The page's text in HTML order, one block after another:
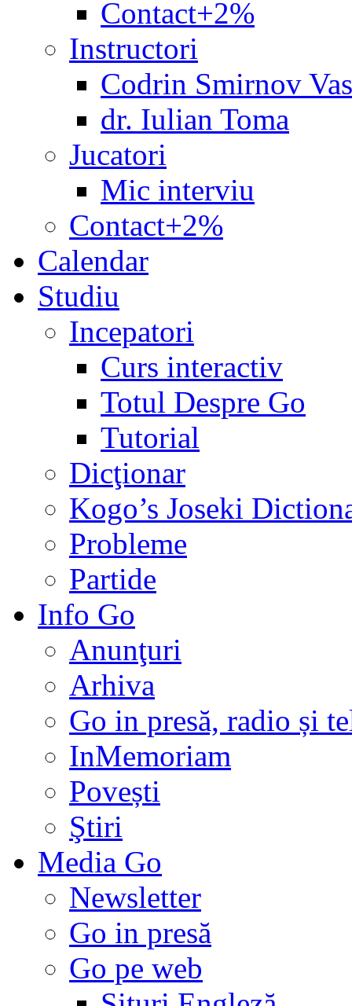
Contact+2%
Instructori
Codrin Smirnov
dr. Iulian Toma
Jucatori
Mic interviu
Contact+2%
Calendar
Studiu
Incepatori
Curs interactiv
Totul Despre Go
Tutorial
Dicţionar
Kogo’s Joseki
Probleme
Partide
Info Go
Anunţuri
Arhiva
Go in presă, radio și
InMemoriam
Povești
Ştiri
Media Go
Newsletter
Go in presă
Go pe web